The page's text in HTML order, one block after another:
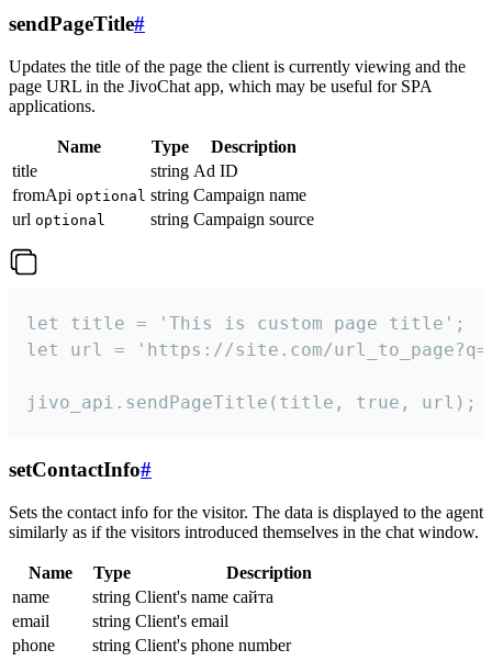
sendPageTitle#
Updates the title of the page the client is currently viewing and the
page URL in the JivoChat app, which may be useful for SPA
applications.
Name Type
Description
title
string Ad ID
fromApi optional string Campaign name
url optional string Campaign source
let title = 'This is custom page title';
let url = 'https://site.com/
jivo_api.sendPageTitle(title, true, url);
setContactInfo#
Sets the contact info for the visitor. The data is displayed to the agent
similarly as if the visitors introduced themselves in the chat window.
Name Type
Description
name
string Client's name сайта
email
string Client's email
phone
string Client's phone number